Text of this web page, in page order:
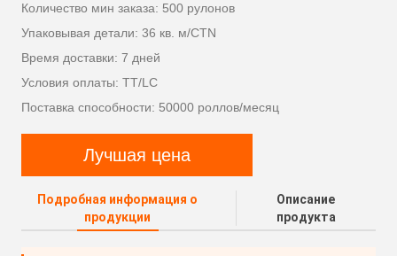
Количество мин заказа: 500 рулонов
Упаковывая детали: 36 кв. м/CTN
Время доставки: 7 дней
Условия оплаты: TT/LC
Поставка способности: 50000 роллов/месяц
Лучшая цена
Подробная информация о
продукции
Описание
продукта